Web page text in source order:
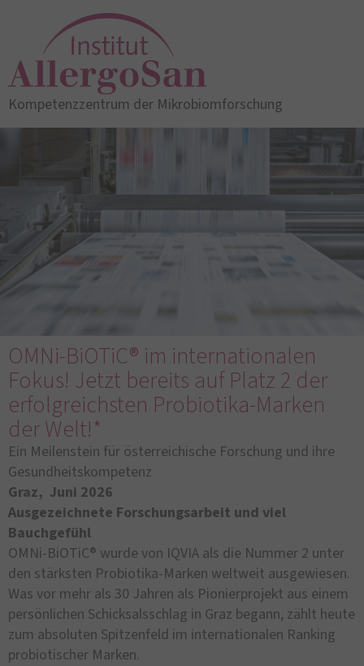
Kompetenzzentrum der Mikrobiomforschung
OMNi-BiOTiC® im internationalen
Fokus! Jetzt bereits auf Platz 2 der
erfolgreichsten Probiotika-Marken
der Welt!*
Ein Meilenstein für österreichische Forschung und ihre
Gesundheitskompetenz
Graz, Juni 2026
Ausgezeichnete Forschungsarbeit und viel
Bauchgefühl
OMNi-BiOTiC® wurde von IQVIA als die Nummer 2 unter
den stärksten Probiotika-Marken weltweit ausgewiesen.
Was vor mehr als 30 Jahren als Pionierprojekt aus einem
persönlichen Schicksalsschlag in Graz begann, zählt heute
zum absoluten Spitzenfeld im internationalen Ranking
probiotischer Marken.